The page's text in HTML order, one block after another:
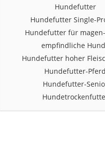
Hundefutter
Hundefutter Single-
Hundefutter für
empfindliche
Hundefutter hoher
Hundefutter-Pferd
Hundefutter-